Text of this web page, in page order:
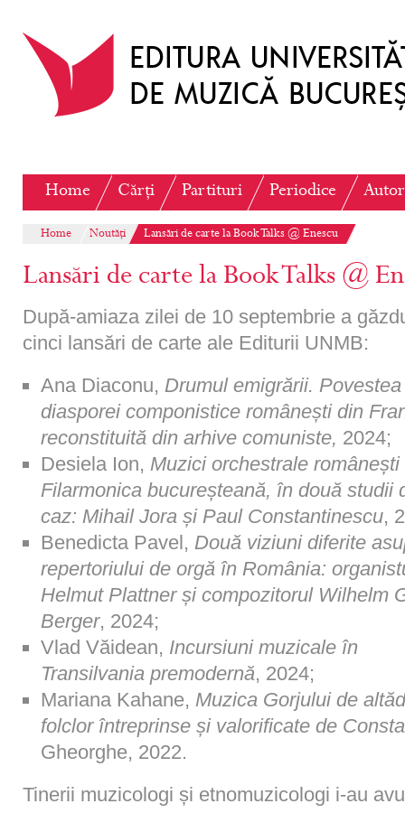
Home Cărți Partituri Periodice
Home Noutăți Lansări de carte la Book Talks @ Enescu
Lansări de carte la Book Talks @
După-amiaza zilei de 10 septembrie a
cinci lansări de carte ale Editurii UNMB:
Ana Diaconu,Drumul emigrării. Povestea
diasporei componistice românești din
reconstituită din arhive comuniste, 2024;
Desiela Ion,Muzici orchestrale românești
Filarmonica bucureșteană, în două studii
caz: Mihail Jora și Paul Constantinescu,
Benedicta Pavel,Două viziuni diferite
repertoriului de orgă în România:
Helmut Plattner și compozitorul Wilhelm
Berger, 2024;
Vlad Văidean, Incursiuni muzicale în
Transilvania premodernă, 2024;
Mariana Kahane,Muzica Gorjului de
folclor întreprinse și valorificate de
Gheorghe, 2022.
Tinerii muzicologi și etnomuzicologi i-au